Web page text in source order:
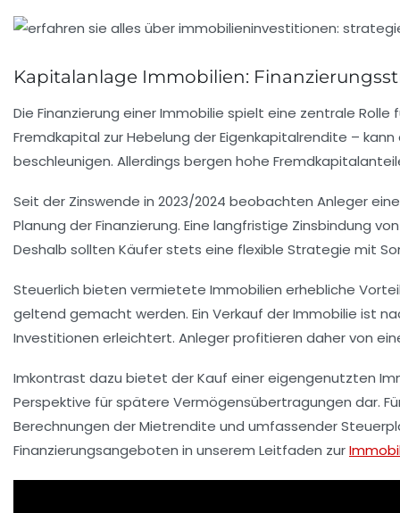
Kapitalanlage Immobilien:
Die Finanzierung einer Immobilie spielt eine zentrale
Fremdkapital zur Hebelung der Eigenkapitalrendite –
beschleunigen. Allerdings bergen hohe
Seit der Zinswende in 2023/2024 beobachten Anleger
Planung der Finanzierung. Eine langfristige Zinsbindung
Deshalb sollten Käufer stets eine flexible Strategie mit
Steuerlich bieten vermietete Immobilien erhebliche
geltend gemacht werden. Ein Verkauf der Immobilie ist
Investitionen erleichtert. Anleger profitieren daher von
Imkontrast dazu bietet der Kauf einer eigengenutzten
Perspektive für spätere Vermögensübertragungen dar.
Berechnungen der Mietrendite und umfassender
Finanzierungsangeboten in unserem Leitfaden zur